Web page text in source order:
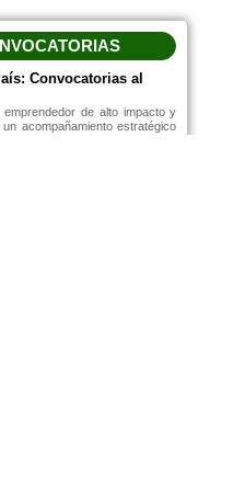
Convocatorias al
de alto impacto y
acompañamiento estratégico